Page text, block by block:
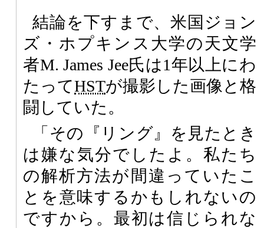
結論を下すまで、米国ジョン
ズ・ホプキンス大学の天文学
者M. James Jee氏は1年以上にわ
たってHSTが撮影した画像と格
闘していた。
「その『リング』を見たとき
は嫌な気分でしたよ。私たち
の解析方法が間違っていたこ
とを意味するかもしれないの
ですから。最初は信じられな